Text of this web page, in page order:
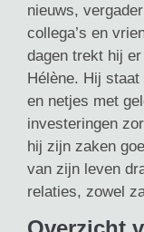
nieuws,
collega’s en
dagen trekt hij
Hélène. Hij
en netjes met
investeringen
hij zijn zaken
van zijn leven
relaties, zowel